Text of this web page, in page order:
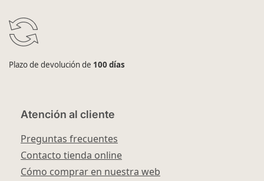
Plazo de devolución de 100 días
Atención al cliente
Preguntas frecuentes
Contacto tienda online
Cómo comprar en nuestra web